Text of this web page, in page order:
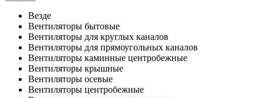
Везде
Вентиляторы бытовые
Вентиляторы для круглых каналов
Вентиляторы для прямоугольных каналов
Вентиляторы каминные центробежные
Вентиляторы крышные
Вентиляторы осевые
Вентиляторы центробежные